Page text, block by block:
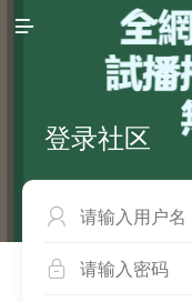

登录社区

